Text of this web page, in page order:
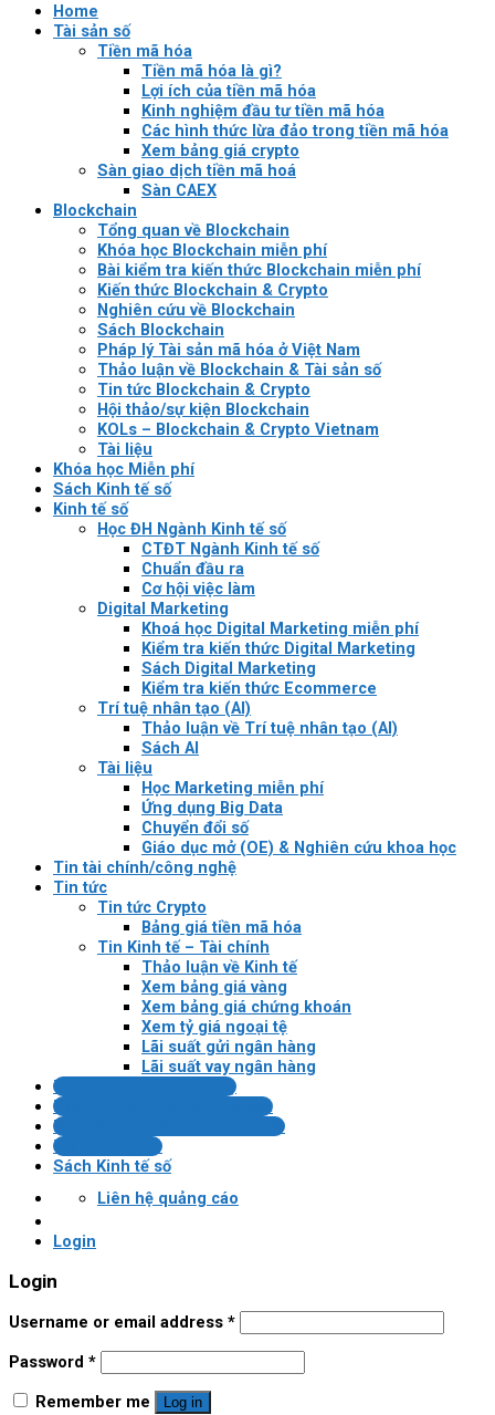
Home
Tài sản số
Tiền mã hóa
Tiền mã hóa là gì?
Lợi ích của tiền mã hóa
Kinh nghiệm đầu tư tiền mã hóa
Các hình thức lừa đảo trong tiền mã hóa
Xem bảng giá crypto
Sàn giao dịch tiền mã hoá
Sàn CAEX
Blockchain
Tổng quan về Blockchain
Khóa học Blockchain miễn phí
Bài kiểm tra kiến thức Blockchain miễn phí
Kiến thức Blockchain & Crypto
Nghiên cứu về Blockchain
Sách Blockchain
Pháp lý Tài sản mã hóa ở Việt Nam
Thảo luận về Blockchain & Tài sản số
Tin tức Blockchain & Crypto
Hội thảo/sự kiện Blockchain
KOLs – Blockchain & Crypto Vietnam
Tài liệu
Khóa học Miễn phí
Sách Kinh tế số
Kinh tế số
Học ĐH Ngành Kinh tế số
CTĐT Ngành Kinh tế số
Chuẩn đầu ra
Cơ hội việc làm
Digital Marketing
Khoá học Digital Marketing miễn phí
Kiểm tra kiến thức Digital Marketing
Sách Digital Marketing
Kiểm tra kiến thức Ecommerce
Trí tuệ nhân tạo (AI)
Thảo luận về Trí tuệ nhân tạo (AI)
Sách AI
Tài liệu
Học Marketing miễn phí
Ứng dụng Big Data
Chuyển đổi số
Giáo dục mở (OE) & Nghiên cứu khoa học
Tin tài chính/công nghệ
Tin tức
Tin tức Crypto
Bảng giá tiền mã hóa
Tin Kinh tế – Tài chính
Thảo luận về Kinh tế
Xem bảng giá vàng
Xem bảng giá chứng khoán
Xem tỷ giá ngoại tệ
Lãi suất gửi ngân hàng
Lãi suất vay ngân hàng
Tin tài chính/công nghệ
Pháp lý VN về tài sản mã hóa
Bài kiểm tra Blockchain/crypto
Tin tức Crypto
Sách Kinh tế số
Liên hệ quảng cáo
Login
Login
Username or email address *
Password *
Remember me Log in